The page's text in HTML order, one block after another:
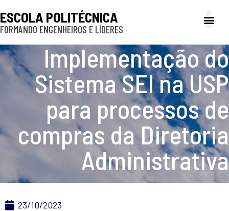
ESCOLA POLITÉCNICA
FORMANDO ENGENHEIROS E LÍDERES
Implementação do
Sistema SEI na USP
para processos de
compras da Diretoria
Administrativa
23/10/2023